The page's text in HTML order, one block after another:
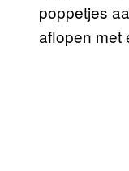
poppetjes
aflopen met